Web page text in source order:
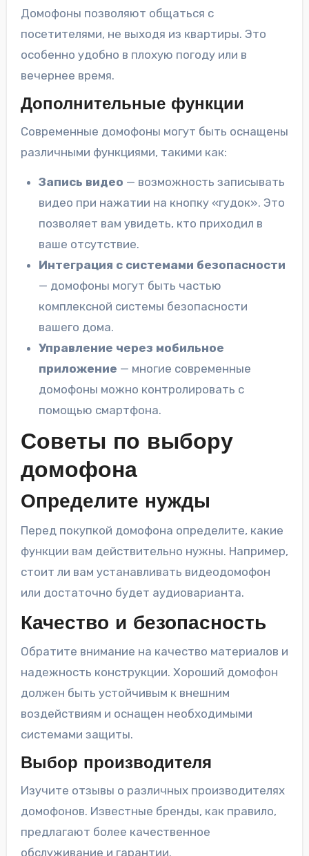
Домофоны позволяют общаться с
посетителями, не выходя из квартиры. Это
особенно удобно в плохую погоду или в
вечернее время.
Дополнительные функции
Современные домофоны могут быть оснащены
различными функциями, такими как:
Запись видео — возможность записывать
видео при нажатии на кнопку «гудок». Это
позволяет вам увидеть, кто приходил в
ваше отсутствие.
Интеграция с системами безопасности
— домофоны могут быть частью
комплексной системы безопасности
вашего дома.
Управление через мобильное
приложение — многие современные
домофоны можно контролировать с
помощью смартфона.
Советы по выбору
домофона
Определите нужды
Перед покупкой домофона определите, какие
функции вам действительно нужны. Например,
стоит ли вам устанавливать видеодомофон
или достаточно будет аудиоварианта.
Качество и безопасность
Обратите внимание на качество материалов и
надежность конструкции. Хороший домофон
должен быть устойчивым к внешним
воздействиям и оснащен необходимыми
системами защиты.
Выбор производителя
Изучите отзывы о различных производителях
домофонов. Известные бренды, как правило,
предлагают более качественное
обслуживание и гарантии.